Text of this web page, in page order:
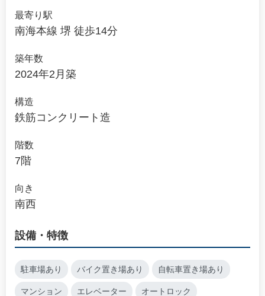
最寄り駅
南海本線 堺 徒歩14分
築年数
2024年2月築
構造
鉄筋コンクリート造
階数
7階
向き
南西
設備・特徴
駐車場あり バイク置き場あり 自転車置き場あり
マンション エレベーター オートロック